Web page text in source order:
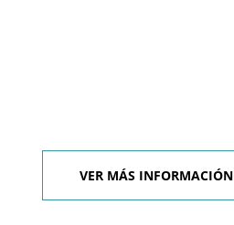
VER MÁS INFORMACIÓN